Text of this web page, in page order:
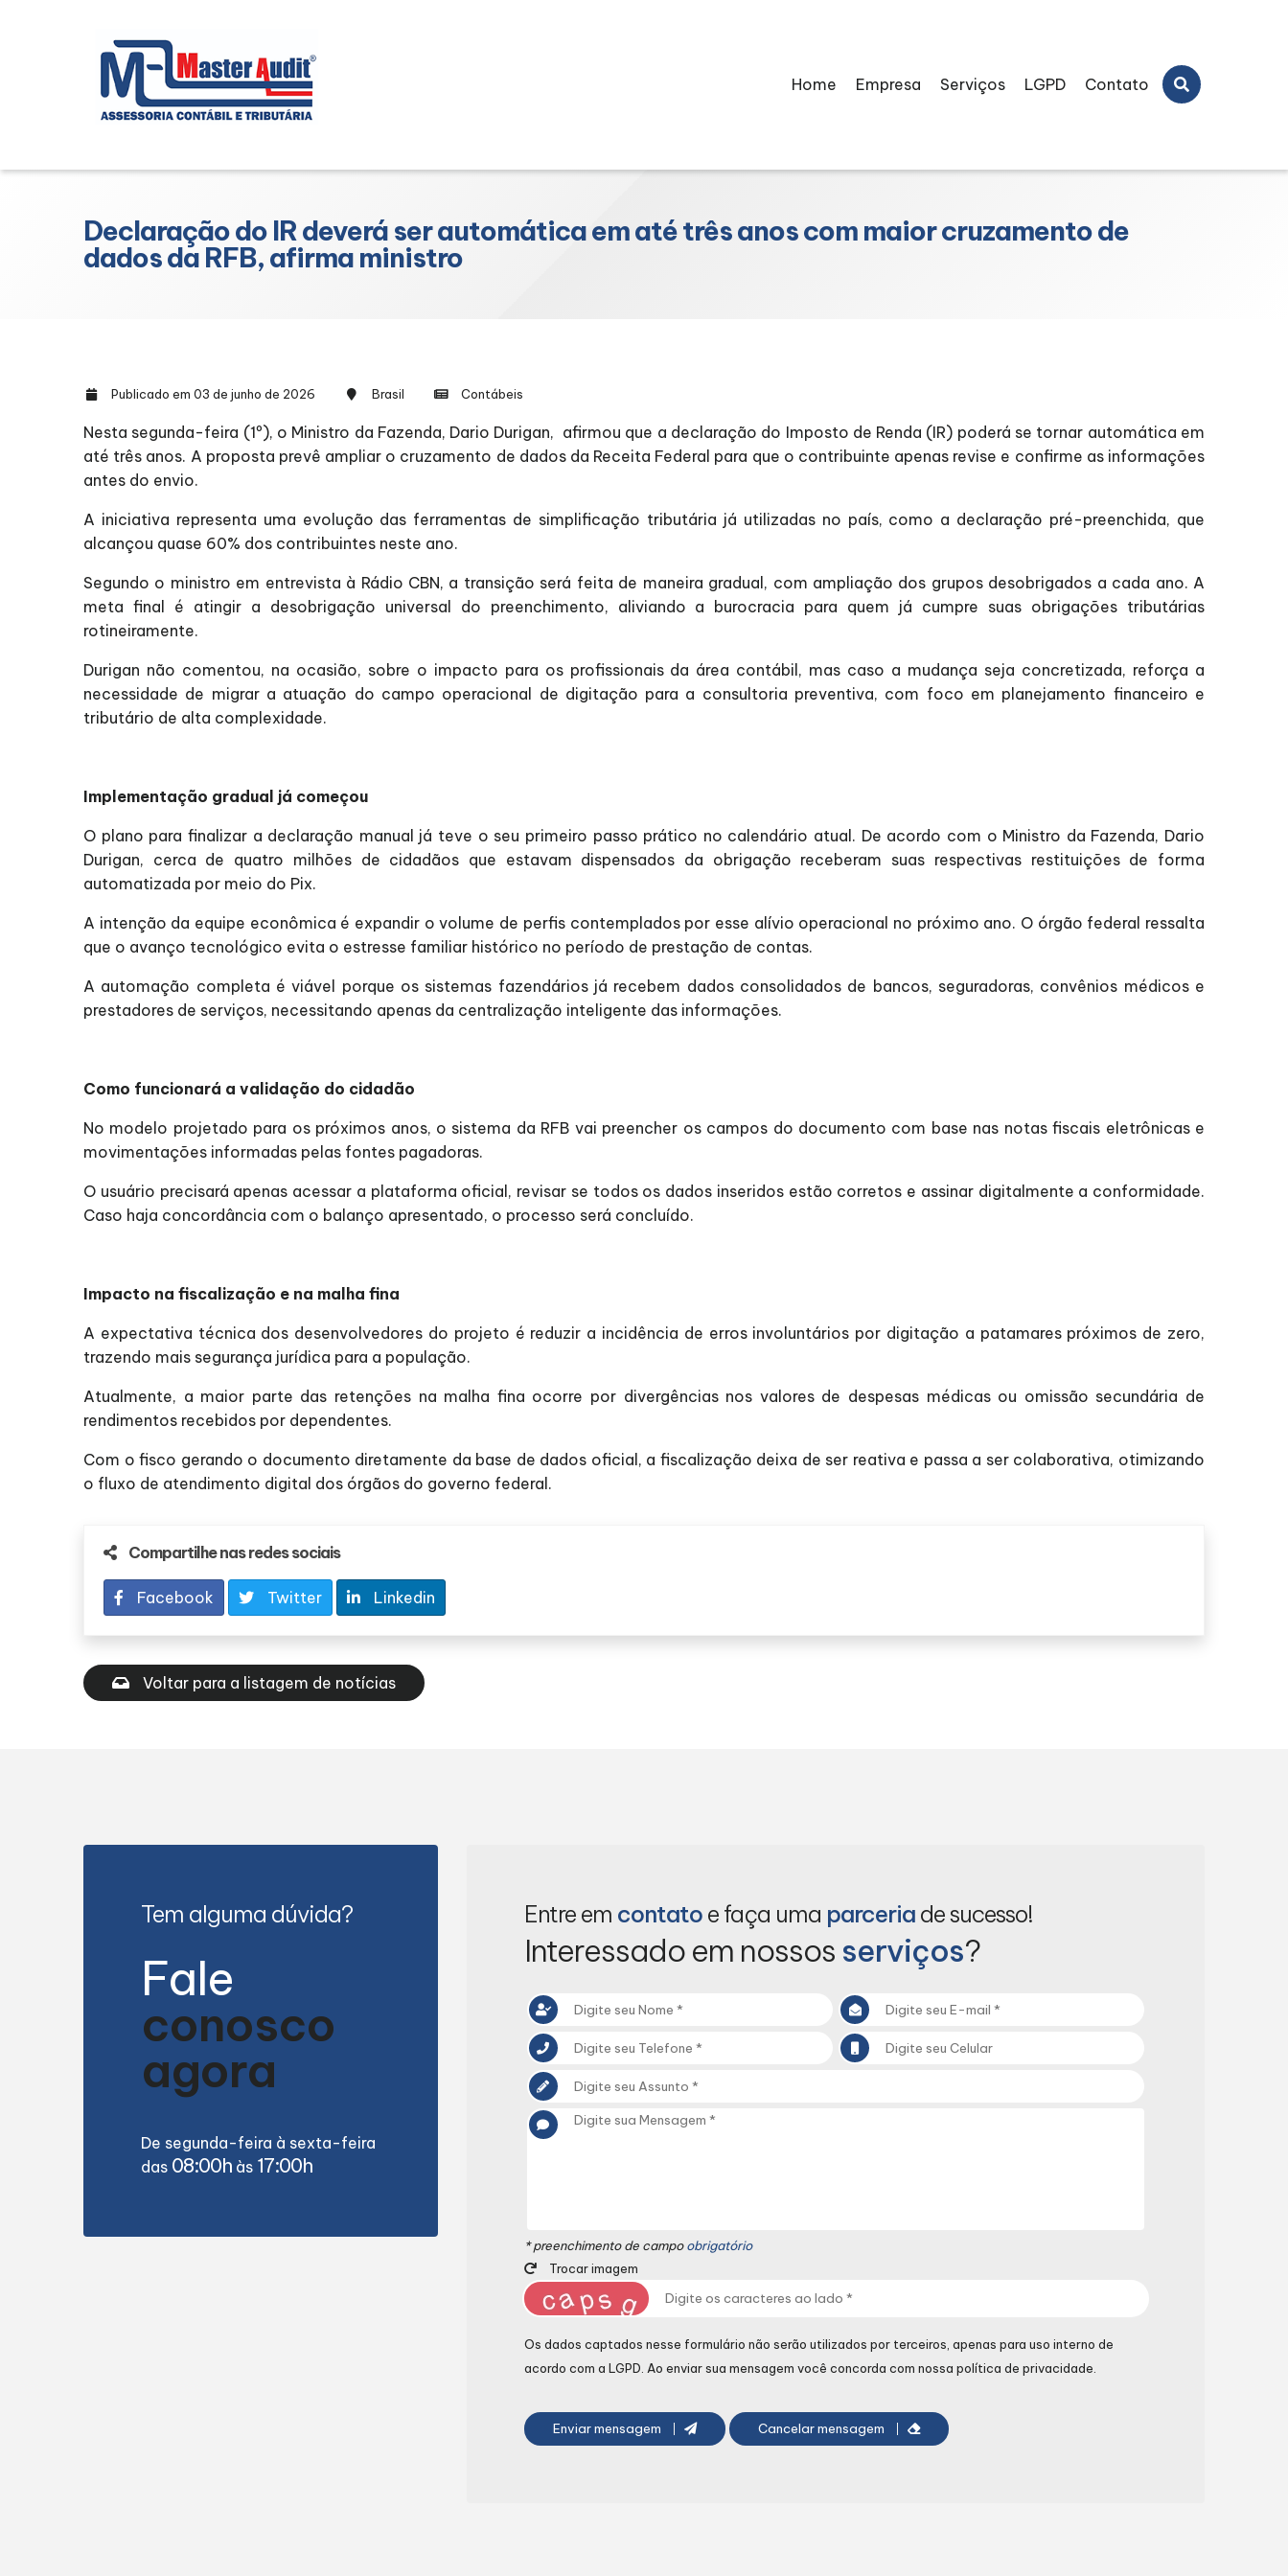
Home Empresa Serviços LGPD Contato
Declaração do IR deverá ser automática em até três anos com maior cruzamento de
dados da RFB, afirma ministro
Publicado em 03 de junho de 2026 Brasil Contábeis
Nesta segunda-feira (1º), o Ministro da Fazenda, Dario Durigan, afirmou que a declaração do Imposto de Renda (IR) poderá se tornar automática em
até três anos. A proposta prevê ampliar o cruzamento de dados da Receita Federal para que o contribuinte apenas revise e confirme as informações
antes do envio.
A iniciativa representa uma evolução das ferramentas de simplificação tributária já utilizadas no país, como a declaração pré-preenchida, que
alcançou quase 60% dos contribuintes neste ano.
Segundo o ministro em entrevista à Rádio CBN, a transição será feita de maneira gradual, com ampliação dos grupos desobrigados a cada ano. A
meta final é atingir a desobrigação universal do preenchimento, aliviando a burocracia para quem já cumpre suas obrigações tributárias
rotineiramente.
Durigan não comentou, na ocasião, sobre o impacto para os profissionais da área contábil, mas caso a mudança seja concretizada, reforça a
necessidade de migrar a atuação do campo operacional de digitação para a consultoria preventiva, com foco em planejamento financeiro e
tributário de alta complexidade.
Implementação gradual já começou
O plano para finalizar a declaração manual já teve o seu primeiro passo prático no calendário atual. De acordo com o Ministro da Fazenda, Dario
Durigan, cerca de quatro milhões de cidadãos que estavam dispensados da obrigação receberam suas respectivas restituições de forma
automatizada por meio do Pix.
A intenção da equipe econômica é expandir o volume de perfis contemplados por esse alívio operacional no próximo ano. O órgão federal ressalta
que o avanço tecnológico evita o estresse familiar histórico no período de prestação de contas.
A automação completa é viável porque os sistemas fazendários já recebem dados consolidados de bancos, seguradoras, convênios médicos e
prestadores de serviços, necessitando apenas da centralização inteligente das informações.
Como funcionará a validação do cidadão
No modelo projetado para os próximos anos, o sistema da RFB vai preencher os campos do documento com base nas notas fiscais eletrônicas e
movimentações informadas pelas fontes pagadoras.
O usuário precisará apenas acessar a plataforma oficial, revisar se todos os dados inseridos estão corretos e assinar digitalmente a conformidade.
Caso haja concordância com o balanço apresentado, o processo será concluído.
Impacto na fiscalização e na malha fina
A expectativa técnica dos desenvolvedores do projeto é reduzir a incidência de erros involuntários por digitação a patamares próximos de zero,
trazendo mais segurança jurídica para a população.
Atualmente, a maior parte das retenções na malha fina ocorre por divergências nos valores de despesas médicas ou omissão secundária de
rendimentos recebidos por dependentes.
Com o fisco gerando o documento diretamente da base de dados oficial, a fiscalização deixa de ser reativa e passa a ser colaborativa, otimizando
o fluxo de atendimento digital dos órgãos do governo federal.
Compartilhe nas redes sociais
Facebook Twitter Linkedin
Voltar para a listagem de notícias
Tem alguma dúvida?
Fale
conosco
agora
De segunda-feira à sexta-feira
das 08:00h às 17:00h
Entre em contato e faça uma parceria de sucesso!
Interessado em nossos serviços?
* preenchimento de campoobrigatório
Trocar imagem
Os dados captados nesse formulário não serão utilizados por terceiros, apenas para uso interno de
acordo com a LGPD . Ao enviar sua mensagem você concorda com nossa política de privacidade.
Enviar mensagem Cancelar mensagem